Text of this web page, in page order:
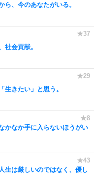
ら、今のあなたがいる。
社会貢献。
生きたい」と思う。
かなか手に入らないほうがい
生は厳しいのではなく、優し